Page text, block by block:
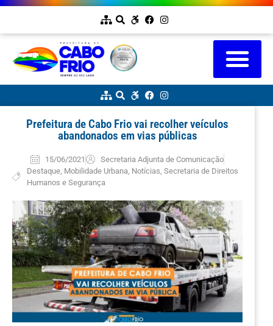
Prefeitura de Cabo Frio vai recolher veículos
abandonados em vias públicas
15/06/2021
Secretaria Adjunta de Comunicação
Destaque, Mobilidade Urbana Notícias Secretaria de Direitos
Humanos e Segurança